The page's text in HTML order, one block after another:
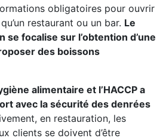
obligatoires pour ouvrir
restaurant ou un bar. Le
se focalise sur l’obtention d’une
des boissons
alimentaire et l’HACCP a
avec la sécurité des denrées
en restauration, les
clients se doivent d’être